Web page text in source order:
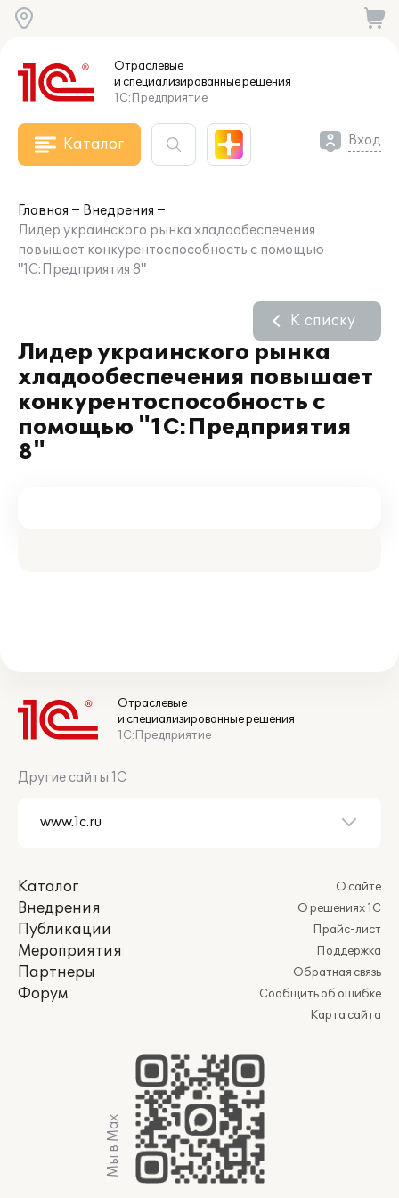
Отраслевые
и специализированныерешения
1С:Предприятие
Каталог Вход
Главная
Внедрения
Лидер украинского рынка хладообеспечения
повышает конкурентоспособность с помощью
"1С:Предприятия 8"
Лидер украинского рынка
хладообеспечения повышает
конкурентоспособность с
помощью "1С:Предприятия
8"
К списку
Отраслевые
и специализированные решения
1С:Предприятие
Другие сайты 1С
Каталог
Внедрения
Публикации
Мероприятия
Партнеры
Форум
О сайте
О решениях 1С
Прайс-лист
Поддержка
Обратная связь
Сообщить об ошибке
Карта сайта
Мы в Max